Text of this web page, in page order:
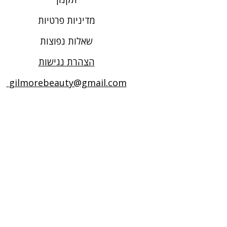
מדיניות פרטיות
שאלות נפוצות
הצהרת נגישות
gilmorebeauty@gmail.com